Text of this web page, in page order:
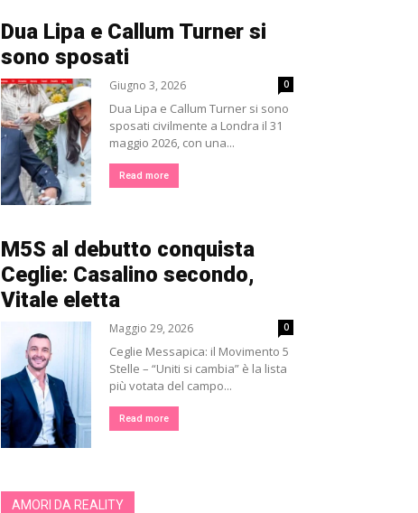
Dua Lipa e Callum Turner si
sono sposati
Giugno 3, 2026 0
Dua Lipa e Callum Turner si sono
sposati civilmente a Londra il 31
maggio 2026, con una...
Read more
M5S al debutto conquista
Ceglie: Casalino secondo,
Vitale eletta
Maggio 29, 2026 0
Ceglie Messapica: il Movimento 5
Stelle – “Uniti si cambia” è la lista
più votata del campo...
Read more
AMORI DA REALITY